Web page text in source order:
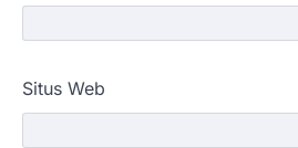
Situs Web